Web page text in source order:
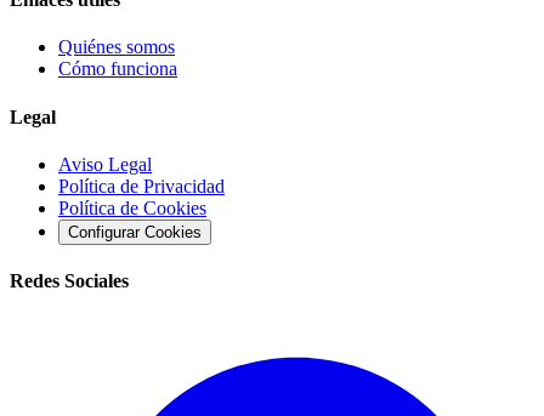
Quiénes somos
Cómo funciona
Legal
Aviso Legal
Política de Privacidad
Política de Cookies
Configurar Cookies
Redes Sociales